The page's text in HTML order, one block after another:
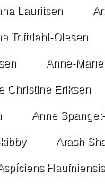
Lauritsen
Toftdahl-Olesen
Anne-
Christine Eriksen
Anne
Arash
Haufniensis